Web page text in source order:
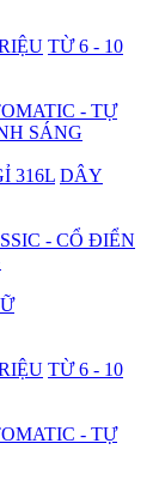
TỪ 6 - 10
- TỰ
SÁNG
316L DÂY
- CỔ ĐIỂN
TỪ 6 - 10
- TỰ